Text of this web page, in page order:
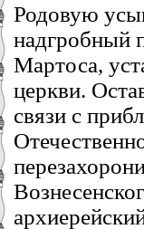
Родовую
надгробный
Мартоса,
церкви.
связи с